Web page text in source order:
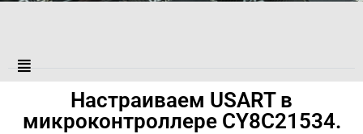
Настраиваем USART в
микроконтроллере CY8C21534.